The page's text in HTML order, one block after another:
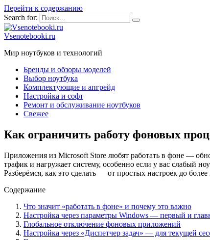
Перейти к содержанию
Search for:
Vsenotebooki.ru
Мир ноутбуков и технологий
Бренды и обзоры моделей
Выбор ноутбука
Комплектующие и апгрейд
Настройка и софт
Ремонт и обслуживание ноутбуков
Свежее
Как ограничить работу фоновых
Приложения из Microsoft Store любят работать в фоне —
трафик и нагружает систему, особенно если у вас слабый
Разберёмся, как это сделать — от простых настроек до
Содержание
Что значит «работать в фоне» и почему это важно
Настройка через параметры Windows — первый и
Глобальное отключение фоновых приложений
Настройка через «Диспетчер задач» — для текущей